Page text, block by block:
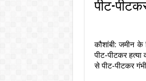
पीट-
कौशांबी: जमीन
पीट-पीटकर
से पीट-पीटकर